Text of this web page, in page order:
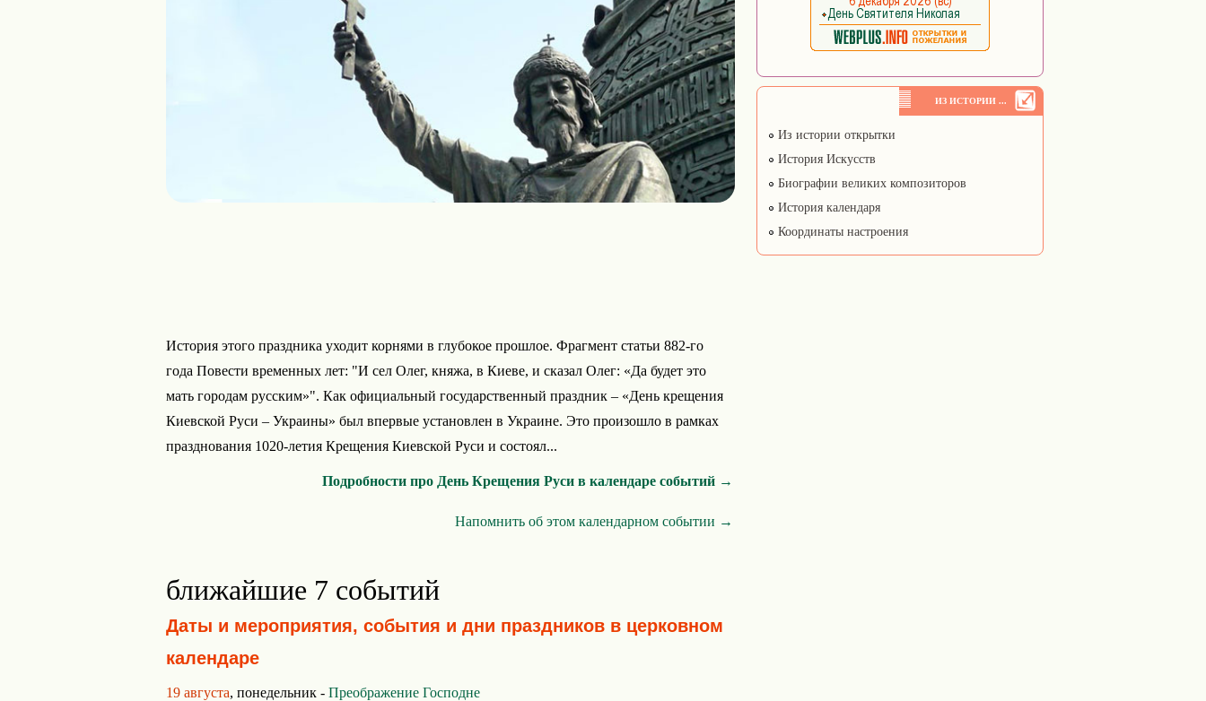
История этого праздника уходит корнями в глубокое прошлое. Фрагмент статьи 882-го
года Повести временных лет: "И сел Олег, княжа, в Киеве, и сказал Олег: «Да будет это
мать городам русским»". Как официальный государственный праздник – «День крещения
Киевской Руси – Украины» был впервые установлен в Украине. Это произошло в рамках
празднования 1020-летия Крещения Киевской Руси и состоял...
Подробности про День Крещения Руси в календаре событий →
Напомнить об этом календарном событии →
ближайшие 7 событий
Даты и мероприятия, события и дни праздников в церковном
календаре
19 августа, понедельник - Преображение Господне
ИЗ ИСТОРИИ ...
Из истории открытки
История Искусств
Биографии великих композиторов
История календаря
Координаты настроения